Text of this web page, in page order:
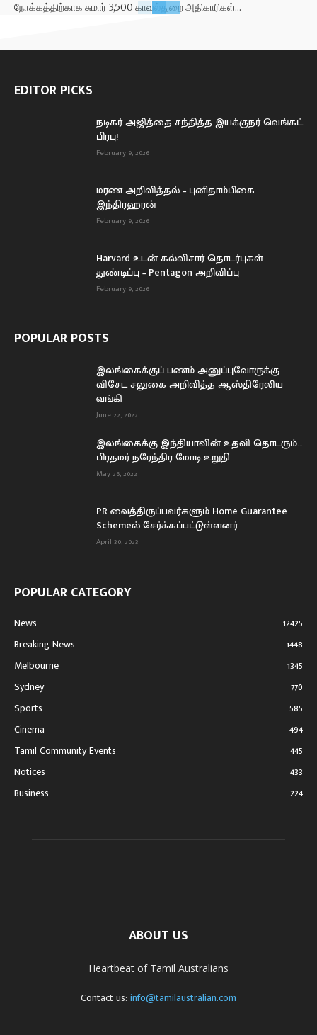
நோக்கத்திற்காக சுமார் 3,500 காவல்துறை அதிகாரிகள்...
EDITOR PICKS
நடிகர் அஜித்தை சந்தித்த இயக்குநர் வெங்கட்
பிரபு!
February 9, 2026
மரண அறிவித்தல் – புனிதாம்பிகை
இந்திரஹரன்
February 9, 2026
Harvard உடன் கல்விசார் தொடர்புகள்
துண்டிப்பு – Pentagon அறிவிப்பு
February 9, 2026
POPULAR POSTS
இலங்கைக்குப் பணம் அனுப்புவோருக்கு
விசேட சலுகை அறிவித்த ஆஸ்திரேலிய
வங்கி
June 22, 2022
இலங்கைக்கு இந்தியாவின் உதவி தொடரும்…
பிரதமர் நரேந்திர மோடி உறுதி
May 26, 2022
PR வைத்திருப்பவர்களும் Home Guarantee
Schemeல் சேர்க்கப்பட்டுள்ளனர்
April 30, 2023
POPULAR CATEGORY
News
12425
Breaking News
1448
Melbourne
1345
Sydney
770
Sports
585
Cinema
494
Tamil Community Events
445
Notices
433
Business
224
ABOUT US
Heartbeat of Tamil Australians
Contact us: info@tamilaustralian.com